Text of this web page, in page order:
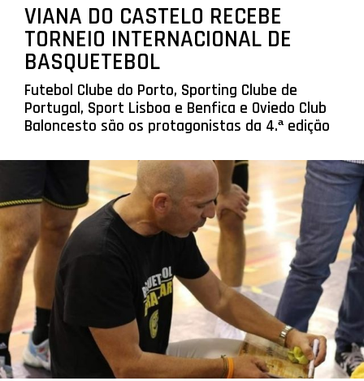
VIANA DO CASTELO RECEBE
TORNEIO INTERNACIONAL DE
BASQUETEBOL
Futebol Clube do Porto, Sporting Clube de
Portugal, Sport Lisboa e Benfica e Oviedo Club
Baloncesto são os protagonistas da 4.ª edição